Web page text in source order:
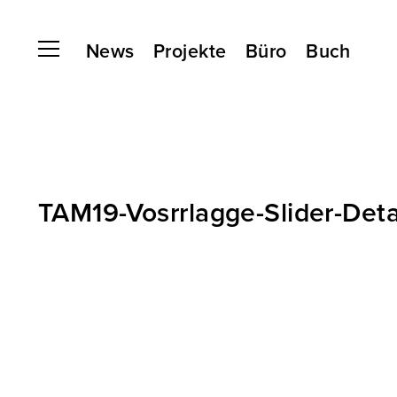
News Projekte Büro Buch
TAM19-Vosrrlagge-Slider-